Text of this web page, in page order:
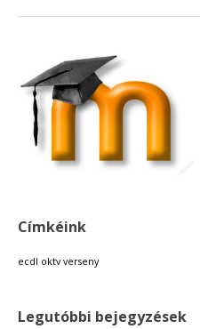
Címkéink
ecdl oktv verseny
Legutóbbi bejegyzések